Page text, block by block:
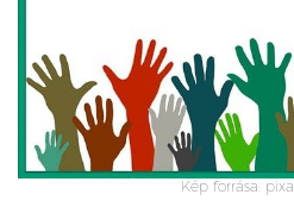
Kép forrása: